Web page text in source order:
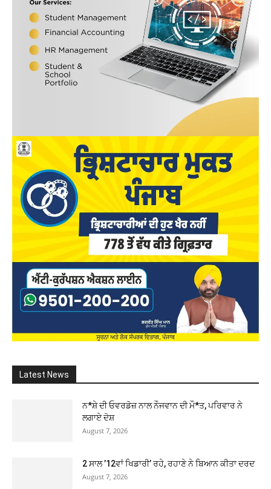
Latest News
ਨ*ਸ਼ੇ ਦੀ ਓਵਰਡੋਜ਼ ਨਾਲ ਨੌਜਵਾਨ ਦੀ ਮੌ*ਤ, ਪਰਿਵਾਰ ਨੇ
ਲਗਾਏ ਦੋਸ਼
August 7, 2026
2 ਸਾਲ ’12ਵਾਂ ਖਿਡਾਰੀ’ ਰਹੇ, ਰਹਾਣੇ ਨੇ ਬਿਆਨ ਕੀਤਾ ਦਰਦ
August 7, 2026